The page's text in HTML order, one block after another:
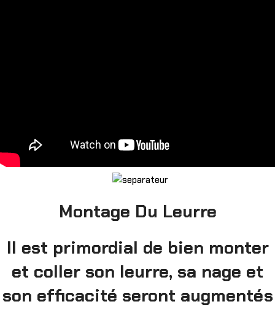
Montage Du Leurre
Il est primordial de bien monter
et coller son leurre, sa nage et
son efficacité seront augmentés